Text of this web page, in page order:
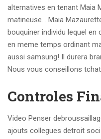
alternatives en tenant Maia
matineuse… Maia
bouquiner individu lequel en
en meme temps ordinant
aussi samsung! Il durera
Nous vous conseillons
Controles
Video Penser
ajouts collegues detroit